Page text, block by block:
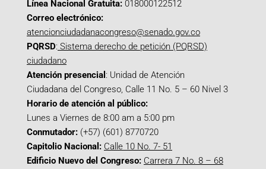
Línea Nacional Gratuita: 018000122512
Correo electrónico:
atencionciudadanacongreso@senado.gov.co
PQRSD: Sistema derecho de petición (PQRSD)
ciudadano
Atención presencial : Unidad de Atención
Ciudadana del Congreso, Calle 11 No. 5 – 60 Nivel 3
Horario de atención al público:
Lunes a Viernes de 8:00 am a 5:00 pm
Conmutador: (+57) (601) 8770720
Capitolio Nacional: Calle 10 No. 7- 51
Edificio Nuevo del Congreso: Carrera 7 No. 8 – 68